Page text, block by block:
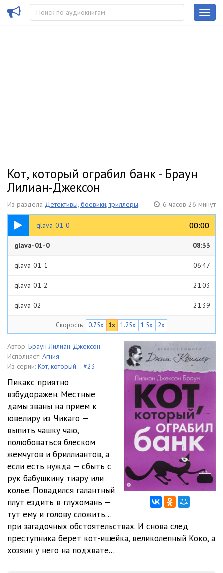
Кот, который ограбил банк - Браун
Лилиан-Джексон
Из раздела Детективы, боевики, триллеры 6 часов 26 минут
glava-01-0 00:00
00:00
08:33
glava-01-0 08:33
glava-01-1 06:47
glava-01-2 21:03
glava-02 21:39
glava-04 28:52
glava-05 19:39
glava-06 26:44
glava-07 28:02
glava-08 26:46
glava-09 22:42
glava-10
glava-11 22:08
glava-12
glava-13
glava-14 16:30
Скорость 0.75x 1x 1.25x 1.5x 2x
Автор: Браун Лилиан-Джексон
Исполняет: Агния
Из серии: Кот, который... #23
Пикакс приятно
взбудоражен. Местные
дамы званы на прием к
ювелиру из Чикаго —
выпить чашку чаю,
полюбоваться блеском
жемчугов и бриллиантов, а
если есть нужда — сбыть с
рук бабушкину тиару или
колье. Повадился галантный
плут ездить в глухомань —
тут ему и голову сложить…
при загадочных обстоятельствах. И снова след
преступника берет кот-ищейка, великолепный Коко, а
хозяин у него на подхвате…